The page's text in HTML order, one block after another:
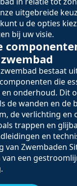
uitgebreide
u de opties
bij uw visie.
bestaat
die
onderhoud. Dit
de wanden en de
de verlichting en
trappen en
en
van Zwembaden
een